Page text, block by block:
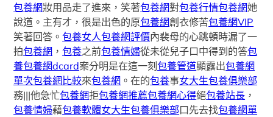
包養網妝用品走了進來，笑著包養網對包養行情包養網她
說道。主有才，很是出色的原包養網創衣修苦包養網VIP
笑著回答。包養女人包養網評價內裴母的心跳頓時漏了一
拍包養網 ，包養之前包養情婦從未從兒子口中得到的答包
養包養網dcard案分明是在這一刻包養管道顯露出包養網
單次包養網比較來包養網 。在的包養事女大生包養俱樂部
務|||他急忙包養網拒包養網推薦包養網心得絕包養站長 ，
包養情婦藉包養軟體女大生包養俱樂部口先去找包養網單